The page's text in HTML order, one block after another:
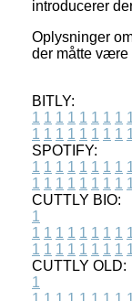
introducerer
Oplysninger
der måtte være
BITLY:
1 1 1 1 1 1 1 1
1 1 1 1 1 1 1 1
SPOTIFY:
1 1 1 1 1 1 1 1
1 1 1 1 1 1 1 1
CUTTLY BIO:
1
1 1 1 1 1 1 1 1
1 1 1 1 1 1 1 1
CUTTLY OLD:
1